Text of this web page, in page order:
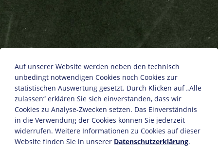
Hans Luther
um 1895
Fotografie
9 x 13 cm
Bildnachweis: Deutsches Historisches Museum,
Auf unserer Website werden neben den technisch
unbedingt notwendigen Cookies noch Cookies zur
statistischen Auswertung gesetzt. Durch Klicken auf „Alle
zulassen“ erklären Sie sich einverstanden, dass wir
Cookies zu Analyse-Zwecken setzen. Das Einverständnis
in die Verwendung der Cookies können Sie jederzeit
widerrufen. Weitere Informationen zu Cookies auf dieser
Website finden Sie in unserer Datenschutzerklärung.